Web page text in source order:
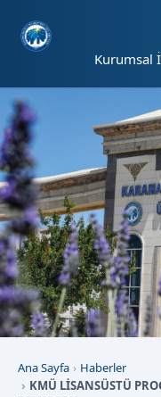
Kurumsal
Ana Sayfa
Haberler
KMÜ LİSANSÜSTÜ